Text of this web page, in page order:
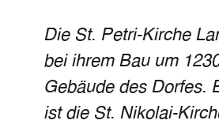
Die St. Petri-Kirche
bei ihrem Bau um
Gebäude des Dorfes.
ist die St. Nikolai-